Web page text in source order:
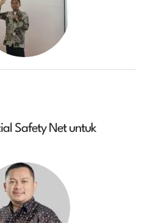
Safety Net untuk